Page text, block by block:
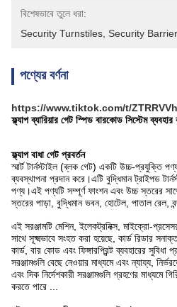
বিশেষভাবে তুলে ধরা:
Security Turnstiles Security
পণ্যের বর্ণনা
https://www.tiktok.com/t/
ফ্ল্যাপ ব্যারিয়ার গেট স্পিড বারকোড সিস্টেম
ফ্ল্যাপ বাধা গেট প্রবর্তন
স্মার্ট টার্নস্টাইল (ব্লক গেট) একটি উচ্চ-প্রযুক্তি
ব্যবস্থাপনা প্রদান করে।এটি বুদ্ধিমান ট্রাইপড
পণ্য।এই পণ্যটি সম্পূর্ণ ফাংশন এবং উচ্চ স্তরের
স্তরের পাড়া, বুদ্ধিমান ভবন, হোটেল, পাতাল রেল,
এই সরঞ্জামটি মেশিন, ইলেকট্রনিক্স, মাইক্রো-
সাথে সূক্ষ্মভাবে সংহত করা হয়েছে, কার্ড রিডার
কার্ড, বার কোড এবং ফিঙ্গারপ্রিন্ট ব্যবহারের
সরঞ্জামগুলি বেছে নেওয়ার মাধ্যমে এবং ন্যায্য,
এবং দিক নির্দেশকারী সরঞ্জামগুলি গ্রহণের মাধ্যমে
করতে পারে ...